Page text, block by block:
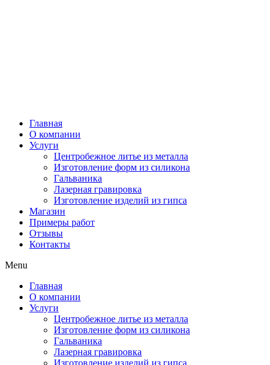
Главная
О компании
Услуги
Центробежное литье из металла
Изготовление форм из силикона
Гальваника
Лазерная гравировка
Изготовление изделий из гипса
Магазин
Примеры работ
Отзывы
Контакты
Menu
Главная
О компании
Услуги
Центробежное литье из металла
Изготовление форм из силикона
Гальваника
Лазерная гравировка
Изготовление изделий из гипса